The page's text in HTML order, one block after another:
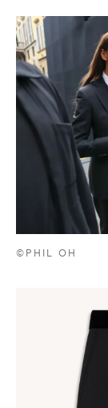
©PHIL OH